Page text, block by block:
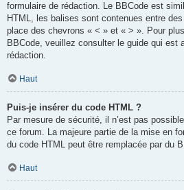
formulaire de rédaction. Le BBCode est
HTML, les balises sont contenues entre
place des chevrons « < » et « > ». Pour
BBCode, veuillez consulter le guide qui est
rédaction.
Haut
Puis-je insérer du code HTML ?
Par mesure de sécurité, il n’est pas
ce forum. La majeure partie de la mise en
du code HTML peut être remplacée par du
Haut